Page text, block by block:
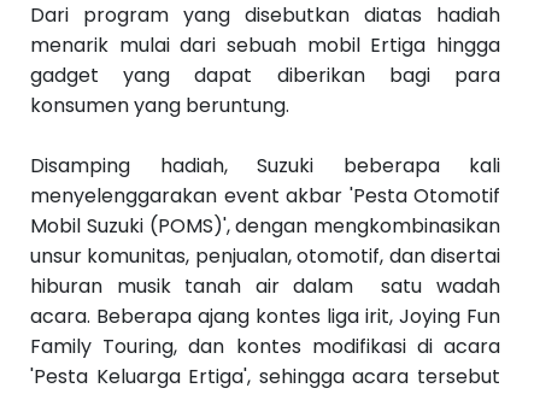
Dari program yang disebutkan diatas hadiah
menarik mulai dari sebuah mobil Ertiga hingga
gadget yang dapat diberikan bagi para
konsumen yang beruntung.‬
‪Disamping hadiah, Suzuki beberapa kali
menyelenggarakan event akbar 'Pesta Otomotif
Mobil Suzuki (POMS)', dengan mengkombinasikan
unsur komunitas, penjualan, otomotif, dan disertai
hiburan musik tanah air dalam satu wadah
acara. Beberapa ajang kontes liga irit, Joying Fun
Family Touring, dan kontes modifikasi di acara
'Pesta Keluarga Ertiga', sehingga acara tersebut